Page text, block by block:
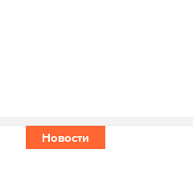
современные
Новости